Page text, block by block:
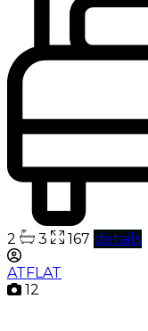
2 3 167 details
ATFLAT
12